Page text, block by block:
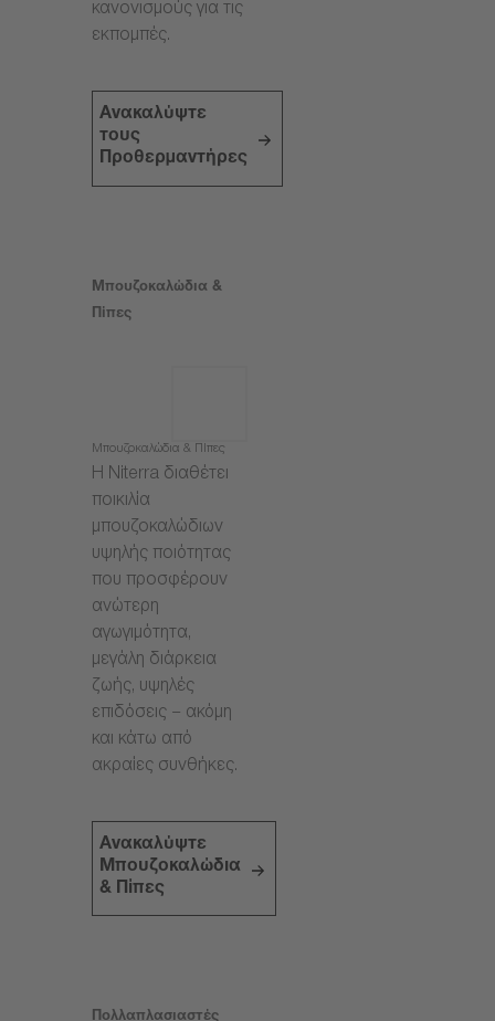
κανονισμούς για τις
εκπομπές.
Ανακαλύψτε
τους
Προθερμαντήρες
Μπουζοκαλώδια &
Πίπες
Μπουζοκαλώδια & Πίπες
Η Niterra διαθέτει
ποικιλία
μπουζοκαλώδιων
υψηλής ποιότητας
που προσφέρουν
ανώτερη
αγωγιμότητα,
μεγάλη διάρκεια
ζωής, υψηλές
επιδόσεις – ακόμη
και κάτω από
ακραίες συνθήκες.
Ανακαλύψτε
Μπουζοκαλώδια
& Πίπες
Πολλαπλασιαστές